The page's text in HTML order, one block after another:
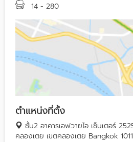
14 - 280
ตำแหน่งที่ตั้ง
ชั้น2 อาคารเอฟวายไอ เซ็นเตอร์
คลองเตย เขตคลองเตย Bangkok